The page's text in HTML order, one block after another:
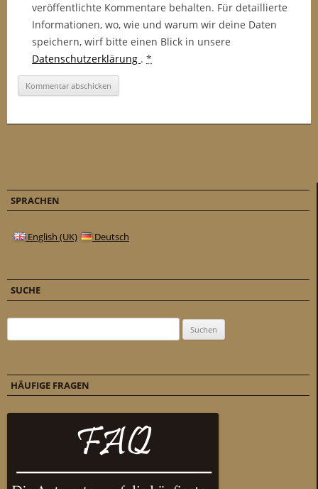
veröffentlichte Kommentare behalten. Für detaillierte
Informationen, wo, wie und warum wir deine Daten
speichern, wirf bitte einen Blick in unsere
Datenschutzerklärung . *
SPRACHEN
English (UK) Deutsch
SUCHE
HÄUFIGE FRAGEN